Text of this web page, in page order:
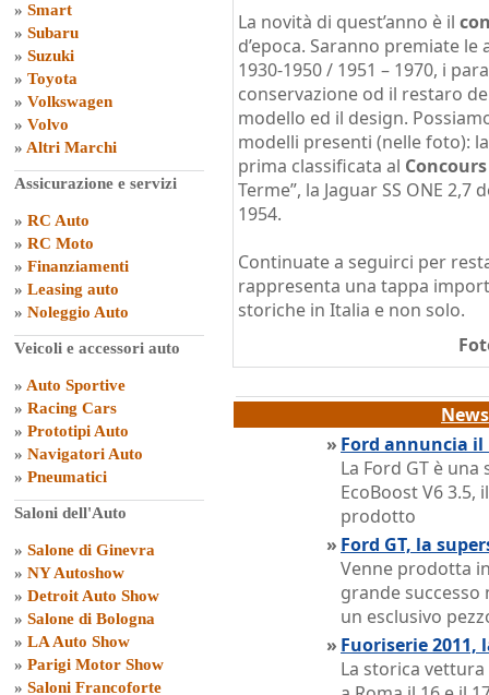
» Smart
» Subaru
» Suzuki
» Toyota
» Volkswagen
» Volvo
» Altri Marchi
Assicurazione e servizi
» RC Auto
» RC Moto
» Finanziamenti
» Leasing auto
» Noleggio Auto
Veicoli e accessori auto
» Auto Sportive
» Racing Cars
» Prototipi Auto
» Navigatori Auto
» Pneumatici
Saloni dell'Auto
» Salone di Ginevra
» NY Autoshow
» Detroit Auto Show
» Salone di Bologna
» LA Auto Show
» Parigi Motor Show
» Saloni Francoforte
La novità di quest’anno è il
d’epoca. Saranno premiate
1930-1950 / 1951 – 1970, i
conservazione od il restaro
modello ed il design.
modelli presenti (nelle foto):
prima classificata al Concours
Terme”, la Jaguar SS ONE 2,7
1954.
Continuate a seguirci per
rappresenta una tappa
storiche in Italia e non solo.
» Ford annuncia il
La Ford GT è
EcoBoost V6 3.5,
prodotto
» Ford GT, la
Venne prodotta
grande successo
un esclusivo
» Fuoriserie 2011,
La storica